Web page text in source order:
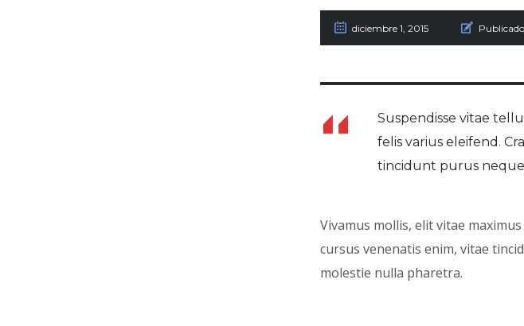
diciembre 1, 2015
Suspendisse vitae
felis varius eleifend.
tincidunt purus
Vivamus mollis, elit vitae
cursus venenatis enim, vitae
molestie nulla pharetra.